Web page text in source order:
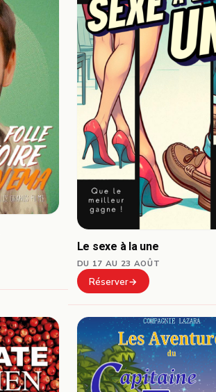
Le sexe à la une
DU 17 AU 23 AOÛT
Réserver